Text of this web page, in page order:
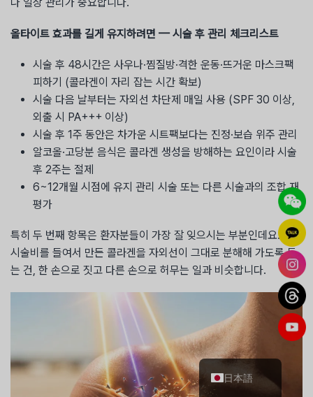
나 일상 관리가 중요합니다.
올타이트 효과를 길게 유지하려면 — 시술 후 관리 체크리스트
시술 후 48시간은 사우나·찜질방·격한 운동·뜨거운 마스크팩
피하기 (콜라겐이 자리 잡는 시간 확보)
시술 다음 날부터는 자외선 차단제 매일 사용 (SPF 30 이상,
외출 시 PA+++ 이상)
시술 후 1주 동안은 차가운 시트팩보다는 진정·보습 위주 관리
알코올·고당분 음식은 콜라겐 생성을 방해하는 요인이라 시술
후 2주는 절제
6~12개월 시점에 유지 관리 시술 또는 다른 시술과의 조합 재
평가
특히 두 번째 항목은 환자분들이 가장 잘 잊으시는 부분인데요.
시술비를 들여서 만든 콜라겐을 자외선이 그대로 분해해 가도록 두
는 건, 한 손으로 짓고 다른 손으로 허무는 일과 비슷합니다.
日本語
한국어
English
简体中文